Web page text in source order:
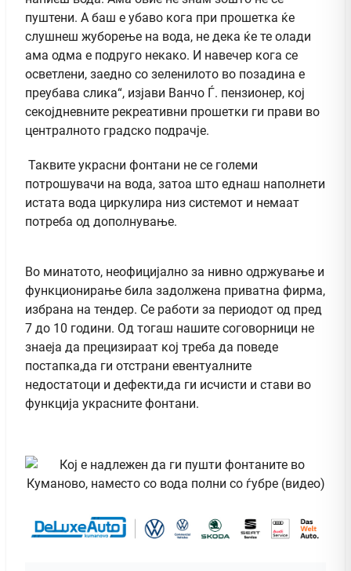
пуштени. А баш е убаво кога при прошетка ќе
слушнеш жуборење на вода, не дека ќе те олади
ама одма е подруго некако. И навечер кога се
осветлени, заедно со зеленилото во позадина е
преубава слика“, изјави Ванчо Ѓ. пензионер, кој
секојдневните рекреативни прошетки ги прави во
централното градско подрачје.
Таквите украсни фонтани не се големи
потрошувачи на вода, затоа што еднаш наполнети
истата вода циркулира низ системот и немаат
потреба од дополнување.
Во минатото, неофицијално за нивно одржување и
функционирање била задолжена приватна фирма,
избрана на тендер. Се работи за периодот од пред
7 до 10 години. Од тогаш нашите соговорници не
знаеја да прецизираат кој треба да поведе
постапка,да ги отстрани евентуалните
недостатоци и дефекти,да ги исчисти и стави во
функција украсните фонтани.